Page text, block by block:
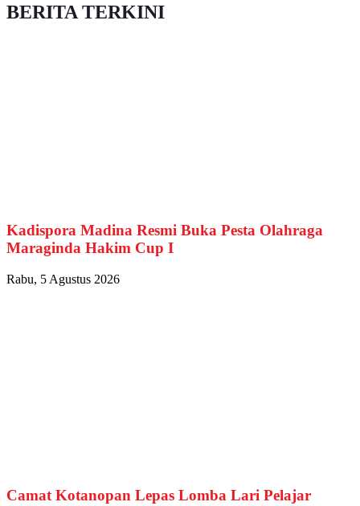
BERITA TERKINI
Kadispora Madina Resmi Buka Pesta Olahraga
Maraginda Hakim Cup I
Rabu, 5 Agustus 2026
Camat Kotanopan Lepas Lomba Lari Pelajar